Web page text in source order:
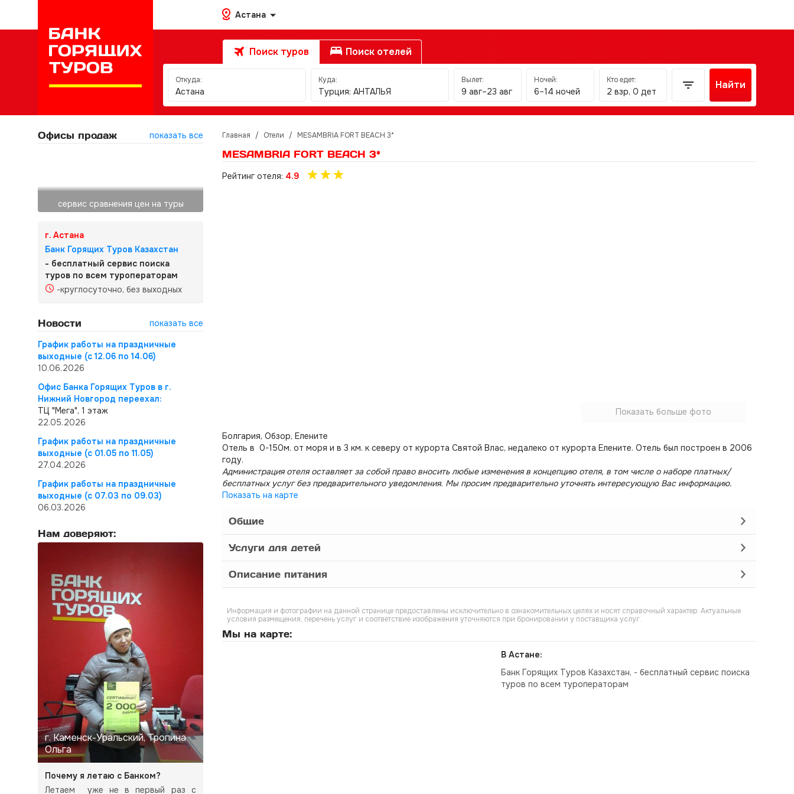
Астана
Поиск туров Поиск отелей
Откуда:
Астана
Куда:
Турция: АНТАЛЬЯ
Вылет:
9 авг–23 авг
Ночей:
6–14 ночей
Кто едет:
2 взр, 0 дет
Найти
Офисы продаж показать все
сервис сравнения цен на туры
г. Астана
Банк Горящих Туров Казахстан
- бесплатный сервис поиска
туров по всем туроператорам
-круглосуточно, без выходных
Новости
показать все
График работы на праздничные
выходные (с 12.06 по 14.06)
10.06.2026
Офис Банка Горящих Туров в г.
Нижний Новгород переехал:
ТЦ "Мега", 1 этаж
22.05.2026
График работы на праздничные
выходные (с 01.05 по 11.05)
27.04.2026
График работы на праздничные
выходные (с 07.03 по 09.03)
06.03.2026
Нам доверяют:
г. Каменск-Уральский, Тропина
Ольга
Почему я летаю с Банком?
Летаем уже не в первый раз с
Главная / Отели / MESAMBRIA FORT BEACH 3*
MESAMBRIA FORT BEACH 3*
Рейтинг отеля: 4.9
Показать больше фото
Болгария, Обзор, Елените
Отель в 0-150м. от моря и в 3 км. к северу от курорта Святой Влас, недалеко от курорта Елените. Отель был построен в 2006
году.
Администрация отеля оставляет за собой право вносить любые изменения в концепцию отеля, в том числе о наборе платных/
бесплатных услуг без предварительного уведомления. Мы просим предварительно уточнять интересующую Вас информацию.
Показать на карте
Общие
Услуги для детей
Описание питания
Информация и фотографии на данной странице предоставлены исключительно в ознакомительных целях и носят справочный характер. Актуальные
условия размещения, перечень услуг и соответствие изображения уточняются при бронировании у поставщика услуг.
Мы на карте:
В Астане:
Банк Горящих Туров Казахстан, - бесплатный сервис поиска
туров по всем туроператорам